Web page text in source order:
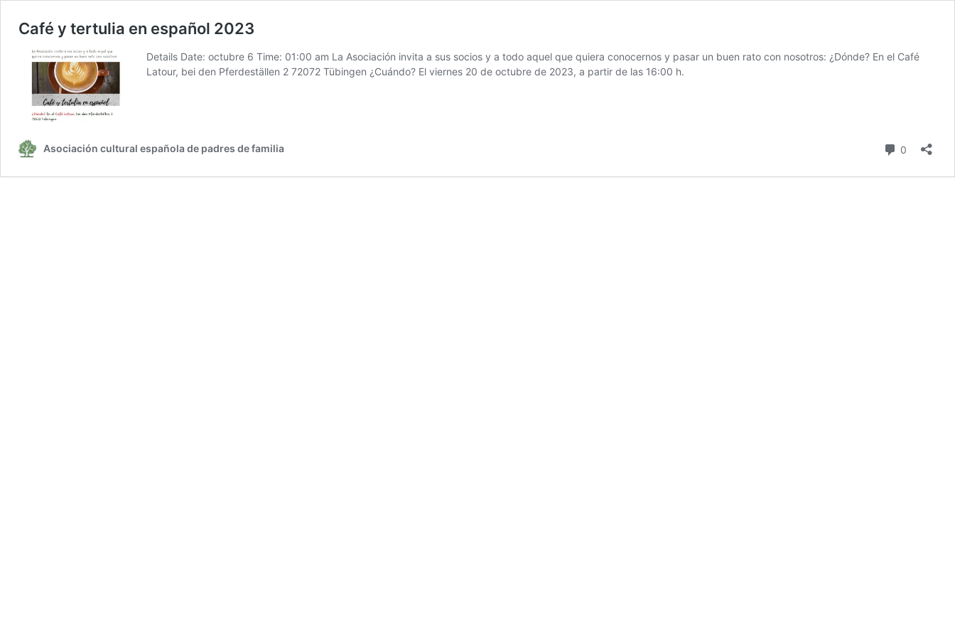
Café y tertulia en español 2023
Details Date: octubre 6 Time: 01:00 am La Asociación invita a sus socios y a todo aquel que quiera conocernos y pasar un buen rato con nosotros: ¿Dónde? En el Café
Latour, bei den Pferdeställen 2 72072 Tübingen ¿Cuándo? El viernes 20 de octubre de 2023, a partir de las 16:00 h.
Asociación cultural española de padres de familia 0